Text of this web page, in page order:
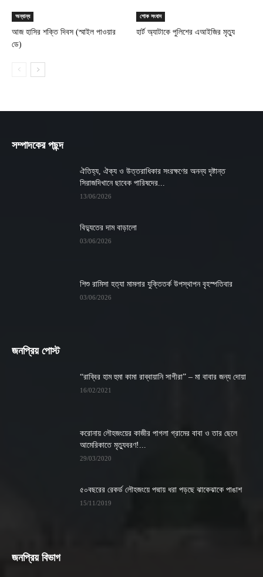
অন্যান্য
আজ হাসির শক্তি দিবস (স্মাইল পাওয়ার
ডে)
শোক সংবাদ
হার্ট অ্যাটাকে পুলিশের এআইজির মৃত্যু
সম্পাদকের পছন্দ
ঐতিহ্য, ঐক্য ও উত্তরাধিকার সংরক্ষণের অনন্য দৃষ্টান্ত
সিরাজদিখানে ছাবেক পারিষদের...
13/06/2026
বিদ্যুতের দাম বাড়ালো
03/06/2026
শিশু রামিসা হত্যা মামলার যুক্তিতর্ক উপস্থাপন বৃহস্পতিবার
03/06/2026
জনপ্রিয় পোস্ট
“রাব্বির হাম হুমা কামা রাব্বায়ানি সাগীরা” – মা বাবার জন্য দোয়া
16/02/2021
করোনায় লৌহজংয়ের কাজীর পাগলা গ্রামের বাবা ও তার ছেলে
আমেরিকাতে মৃত্যুবরণ!...
29/03/2020
৫০বছরের রেকর্ড লৌহজংয়ে পদ্মায় ধরা পড়ছে ঝাকেঝাকে পাঙাশ
15/11/2019
জনপ্রিয় বিভাগ